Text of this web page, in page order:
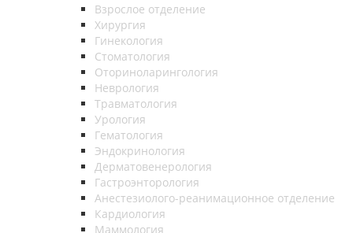
Взрослое отделение
Хирургия
Гинекология
Стоматология
Оториноларингология
Неврология
Травматология
Урология
Гематология
Эндокринология
Дерматовенерология
Гастроэнторология
Анестезиолого-реанимационное отделение
Кардиология
Маммология